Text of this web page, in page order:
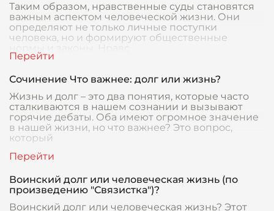
Таким образом, нравственные суды становятся
важным аспектом человеческой жизни. Они
определяют не только личные поступки
человека, но и формируют общественные
нормы и законы. Нравс
Сочинение Что важнее: долг или жизнь?
Жизнь и долг – это два понятия, которые часто
сталкиваются в нашем сознании и вызывают
горячие дебаты. Оба имеют огромное значение
в нашей жизни, но что важнее? Это вопрос,
который
Воинский долг или человеческая жизнь (по
произведению "Связистка")?
Воинский долг или человеческая жизнь? Этот